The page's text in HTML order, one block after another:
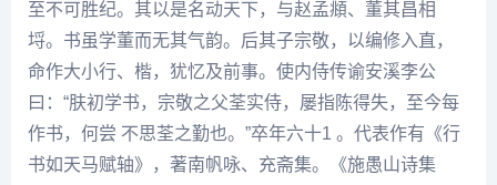
至不可胜纪。其以是名动天下，与赵孟頫、董其昌相
埒。书虽学董而无其气韵。后其子宗敬，以编修入直，
命作大小行、楷，犹忆及前事。使内侍传谕安溪李公
曰：“肤初学书，宗敬之父荃实侍，屡指陈得失，至今每
作书，何尝 不思荃之勤也。”卒年六十1 。代表作有《行
书如天马赋轴》，著南帆咏、充斋集。《施愚山诗集